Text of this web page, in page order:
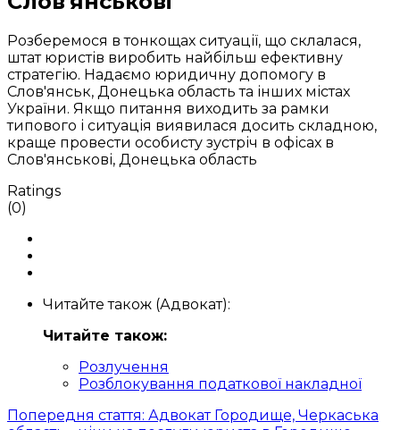
Розберемося в тонкощах ситуації, що склалася,
штат юристів виробить найбільш ефективну
стратегію. Надаємо юридичну допомогу в
Слов'янськ, Донецька область та інших містах
України. Якщо питання виходить за рамки
типового і ситуація виявилася досить складною,
краще провести особисту зустріч в офісах в
Слов'янськові, Донецька область
Ratings
(0)
Читайте також (Адвокат):
Читайте також:
Розлучення
Розблокування податкової накладної
Попередня стаття: Адвокат Городище, Черкаська